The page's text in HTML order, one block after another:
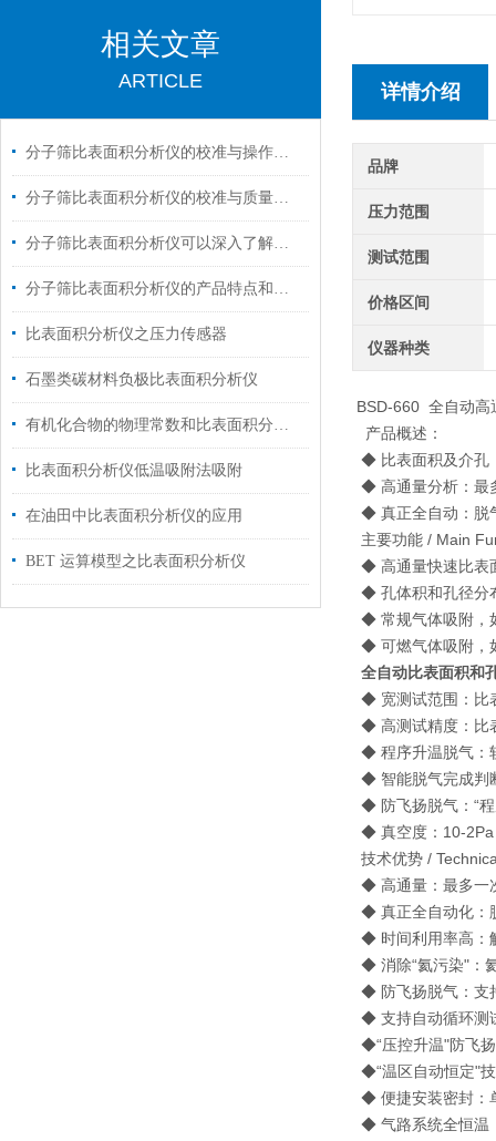
相关文章
ARTICLE
分子筛比表面积分析仪的校准与操作要点概述
分子筛比表面积分析仪的校准与质量控制技巧分析
分子筛比表面积分析仪可以深入了解分子筛的结构和性能
分子筛比表面积分析仪的产品特点和操作方法介绍
比表面积分析仪之压力传感器
石墨类碳材料负极比表面积分析仪
有机化合物的物理常数和比表面积分析仪的吸附
比表面积分析仪低温吸附法吸附
在油田中比表面积分析仪的应用
BET 运算模型之比表面积分析仪
详情介绍
品牌
压力范围
测试范围
价格区间
仪器种类
BSD-660 全自动
产品概述：
◆ 比表面积及介孔
◆ 高通量分析：最
◆ 真正全自动：脱
主要功能 / Main
◆ 高通量快速比表
◆ 孔体积和孔径分
◆ 常规气体吸附，
◆ 可燃气体吸附，
全自动比表面积和
◆ 宽测试范围：比
◆ 高测试精度：比
◆ 程序升温脱气：
◆ 智能脱气完成判
◆ 防飞扬脱气：“程
◆ 真空度：10-2Pa
技术优势 /
◆ 高通量：最多一
◆ 真正全自动化：
◆ 时间利用率高：
◆ 消除“氦污染"：
◆ 防飞扬脱气：支
◆ 支持自动循环测
◆“压控升温"防飞
◆“温区自动恒定"
◆ 便捷安装密封：
◆ 气路系统全恒温